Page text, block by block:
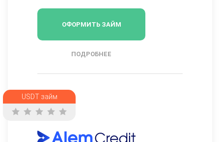
ОФОРМИТЬ ЗАЙМ
ПОДРОБНЕЕ
USDT займ